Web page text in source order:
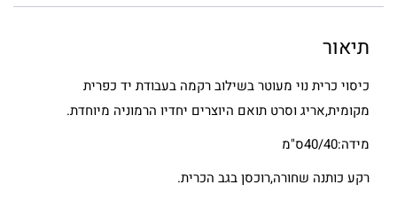
תיאור
כיסוי כרית נוי מעוטר בשילוב רקמה בעבודת יד כפרית
מקומית,אריג וסרט תואם היוצרים יחדיו הרמוניה מיוחדת.
מידה:40/40ס"מ
רקע כותנה שחורה,רוכסן בגב הכרית.